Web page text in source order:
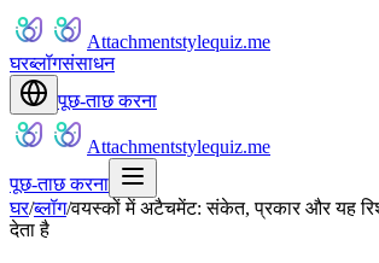
Attachmentstylequiz.me
घरब्लॉगसंसाधन
पूछ-ताछ करना
Attachmentstylequiz.me
पूछ-ताछ करना
घर/ब्लॉग/वयस्कों में अटैचमेंट: संकेत, प्रकार और यह
देता है